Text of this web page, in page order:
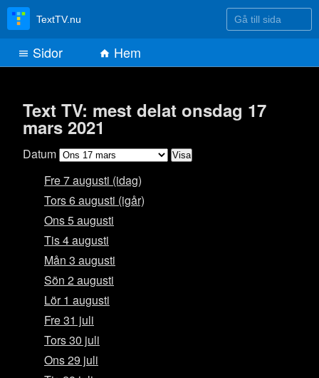
Text TV: mest delat onsdag 17
mars 2021
Datum
Fre 7 augusti (idag)
Tors 6 augusti (igår)
Ons 5 augusti
Tis 4 augusti
Mån 3 augusti
Sön 2 augusti
Lör 1 augusti
Fre 31 juli
Tors 30 juli
Ons 29 juli
TextTV.nu Gå till sida
Sidor Hem